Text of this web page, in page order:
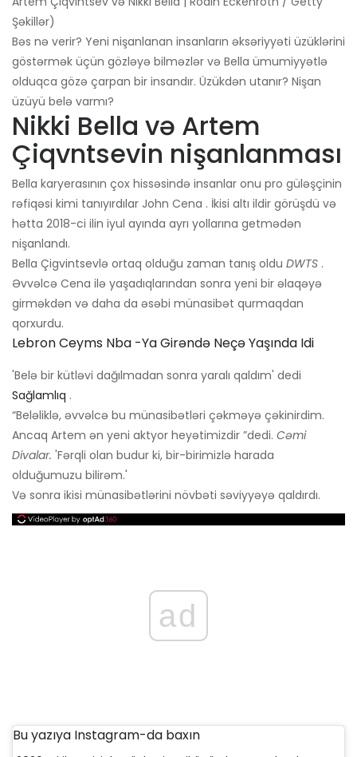
Şəkillər)
Bəs nə verir? Yeni nişanlanan insanların əksəriyyəti üzüklərini
göstərmək üçün gözləyə bilməzlər və Bella ümumiyyətlə
olduqca gözə çarpan bir insandır. Üzükdən utanır? Nişan
üzüyü belə varmı?
Nikki Bella və Artem
Çiqvntsevin nişanlanması
Bella karyerasının çox hissəsində insanlar onu pro güləşçinin
rəfiqəsi kimi tanıyırdılar John Cena . İkisi altı ildir görüşdü və
hətta 2018-ci ilin iyul ayında ayrı yollarına getmədən
nişanlandı.
Bella Çigvintsevlə ortaq olduğu zaman tanış oldu DWTS .
Əvvəlcə Cena ilə yaşadıqlarından sonra yeni bir əlaqəyə
girməkdən və daha da əsəbi münasibət qurmaqdan
qorxurdu.
Lebron Ceyms Nba -ya Girəndə Neçə Yaşında Idi
'Belə bir kütləvi dağılmadan sonra yaralı qaldım' dedi
Sağlamlıq .
“Beləliklə, əvvəlcə bu münasibətləri çəkməyə çəkinirdim.
Ancaq Artem ən yeni aktyor heyətimizdir ”dedi. Cəmi
Divalar. 'Fərqli olan budur ki, bir-birimizlə harada
olduğumuzu bilirəm.'
Və sonra ikisi münasibətlərini növbəti səviyyəyə qaldırdı.
ad
Bu yazıya Instagram-da baxın